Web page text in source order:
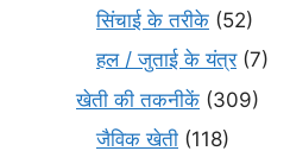
सिंचाई के तरीके (52)
हल / जुताई के यंत्र(7)
खेती की तकनीकें (309)
जैविक खेती (118)